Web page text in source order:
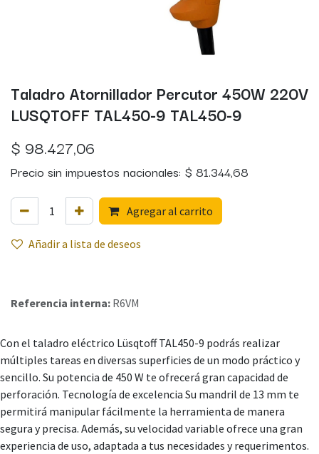
Taladro Atornillador Percutor 450W 220V
LUSQTOFF TAL450-9 TAL450-9
$ 98.427,06
Precio sin impuestos nacionales: $ 81.344,68
Agregar al carrito
Añadir a lista de deseos
Referencia interna: R6VM
Con el taladro eléctrico Lüsqtoff TAL450-9 podrás realizar
múltiples tareas en diversas superficies de un modo práctico y
sencillo. Su potencia de 450 W te ofrecerá gran capacidad de
perforación. Tecnología de excelencia Su mandril de 13 mm te
permitirá manipular fácilmente la herramienta de manera
segura y precisa. Además, su velocidad variable ofrece una gran
experiencia de uso, adaptada a tus necesidades y requerimentos.